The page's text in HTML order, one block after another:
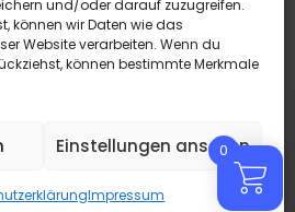
und/oder darauf zuzugreifen.
können wir Daten wie das
Website verarbeiten. Wenn du
können bestimmte Merkmale
Einstellungen ansehen
Impressum
0